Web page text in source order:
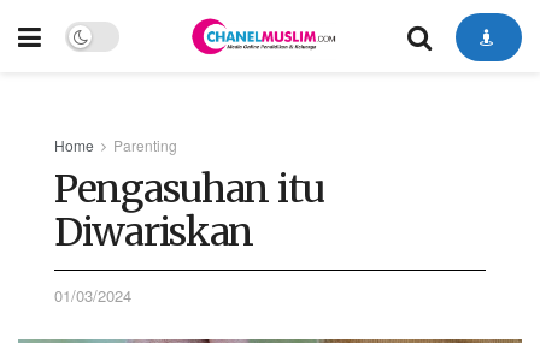
Home Parenting
Pengasuhan itu
Diwariskan
01/03/2024